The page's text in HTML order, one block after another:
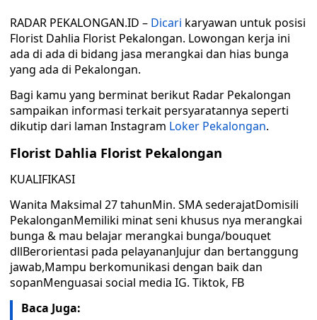
RADAR PEKALONGAN.ID – Dicari karyawan untuk posisi
Florist Dahlia Florist Pekalongan. Lowongan kerja ini
ada di ada di bidang jasa merangkai dan hias bunga
yang ada di Pekalongan.
Bagi kamu yang berminat berikut Radar Pekalongan
sampaikan informasi terkait persyaratannya seperti
dikutip dari laman Instagram Loker Pekalongan.
Florist Dahlia Florist Pekalongan
KUALIFIKASI
Wanita Maksimal 27 tahunMin. SMA sederajatDomisili
PekalonganMemiliki minat seni khusus nya merangkai
bunga & mau belajar merangkai bunga/bouquet
dllBerorientasi pada pelayananJujur dan bertanggung
jawab,Mampu berkomunikasi dengan baik dan
sopanMenguasai social media IG. Tiktok, FB
Baca Juga: